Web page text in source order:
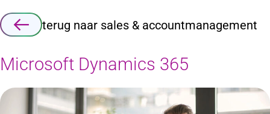
terug naar sales & accountmanagement
Microsoft Dynamics 365